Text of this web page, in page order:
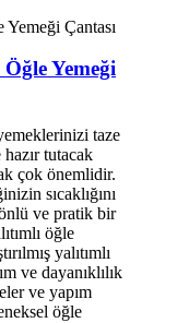
Öğle Yemeği
taze
tutacak
çok önemlidir.
sıcaklığını
ve pratik bir
öğle
yalıtımlı
ve dayanıklılık
ve yapım
öğle